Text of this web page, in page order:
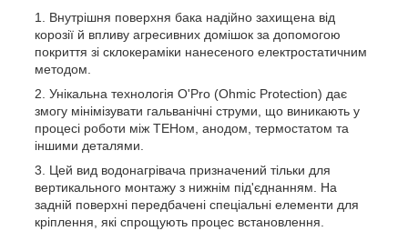
Внутрішня поверхня бака надійно захищена від
корозії й впливу агресивних домішок за допомогою
покриття зі склокераміки нанесеного електростатичним
методом.
Унікальна технологія O'Pro (Ohmic Protection) дає
змогу мінімізувати гальванічні струми, що виникають у
процесі роботи між ТЕНом, анодом, термостатом та
іншими деталями.
Цей вид водонагрівача призначений тільки для
вертикального монтажу з нижнім під'єднанням. На
задній поверхні передбачені спеціальні елементи для
кріплення, які спрощують процес встановлення.